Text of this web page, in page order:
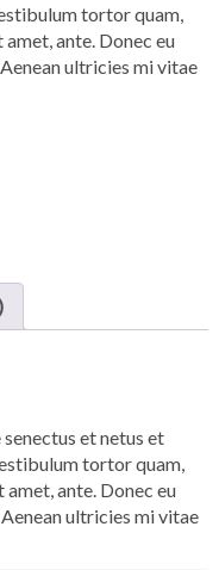
tortor quam,
ante. Donec eu
ultricies mi vitae
et netus et
tortor quam,
ante. Donec eu
ultricies mi vitae